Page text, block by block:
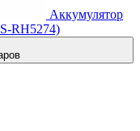
Аккумулятор
RH5274)